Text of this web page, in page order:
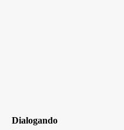
Dialogando